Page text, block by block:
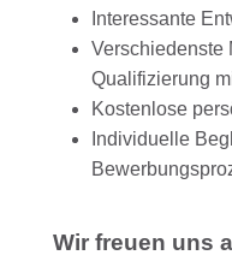
Interessante
Verschiedenste
Qualifizierung
Kostenlose
Individuelle
Wir freuen uns